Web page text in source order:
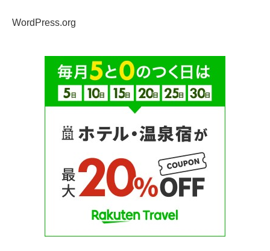
WordPress.org